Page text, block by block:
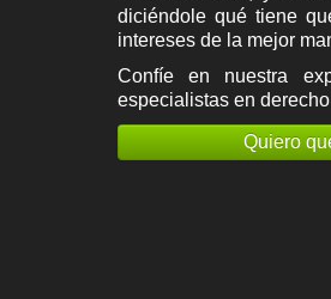
diciéndole qué tiene
intereses de la mejor
Confíe en nuestra
especialistas en
Quiero